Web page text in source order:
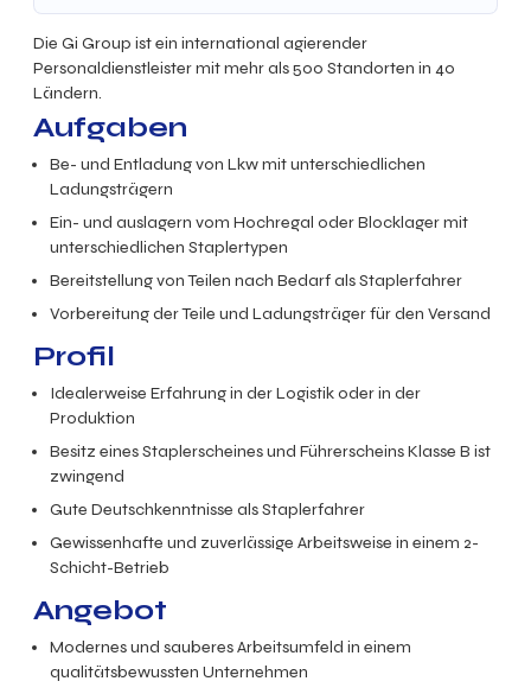
Die Gi Group ist ein international agierender
Personaldienstleister mit mehr als 500 Standorten in 40
Ländern.
Aufgaben
Be- und Entladung von Lkw mit unterschiedlichen
Ladungsträgern
Ein- und auslagern vom Hochregal oder Blocklager mit
unterschiedlichen Staplertypen
Bereitstellung von Teilen nach Bedarf als Staplerfahrer
Vorbereitung der Teile und Ladungsträger für den Versand
Profil
Idealerweise Erfahrung in der Logistik oder in der
Produktion
Besitz eines Staplerscheines und Führerscheins Klasse B ist
zwingend
Gute Deutschkenntnisse als Staplerfahrer
Gewissenhafte und zuverlässige Arbeitsweise in einem 2-
Schicht-Betrieb
Angebot
Modernes und sauberes Arbeitsumfeld in einem
qualitätsbewussten Unternehmen